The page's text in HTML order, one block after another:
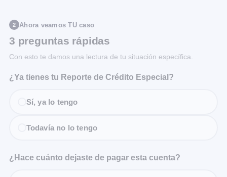
2 Ahora veamos TU caso
3 preguntas rápidas
Con esto te damos una lectura de tu situación específica.
¿Ya tienes tu Reporte de Crédito Especial?
Sí, ya lo tengo
Todavía no lo tengo
¿Hace cuánto dejaste de pagar esta cuenta?